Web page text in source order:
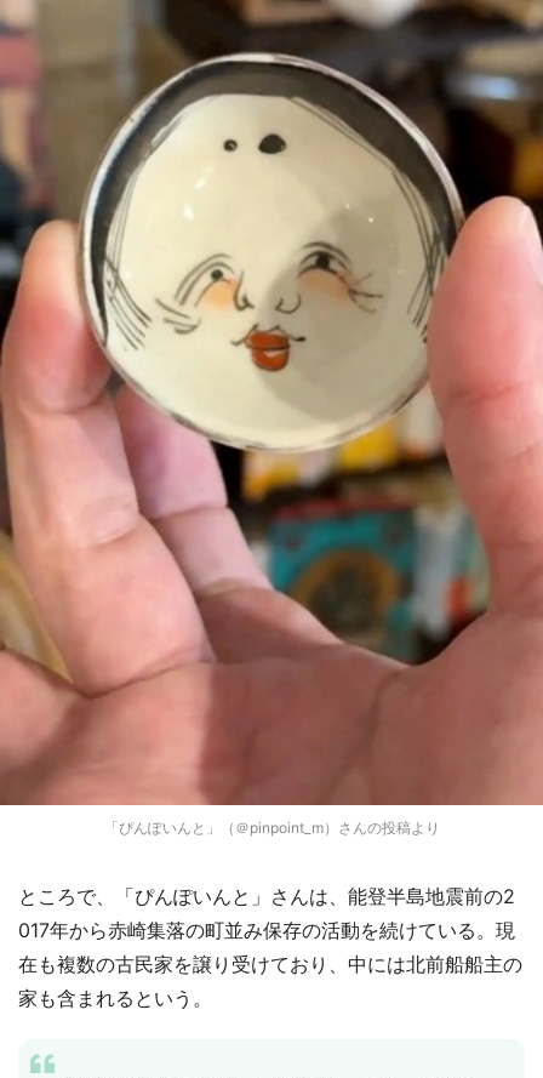
「ぴんぽいんと」（＠pinpoint_m）さんの投稿より
ところで、「ぴんぽいんと」さんは、能登半島地震前の2
017年から赤崎集落の町並み保存の活動を続けている。現
在も複数の古民家を譲り受けており、中には北前船船主の
家も含まれるという。